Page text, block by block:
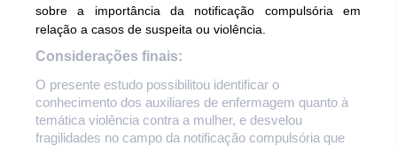
sobre a importância da notificação compulsória em
relação a casos de suspeita ou violência.
Considerações finais:
O presente estudo possibilitou identificar o
conhecimento dos auxiliares de enfermagem quanto à
temática violência contra a mulher, e desvelou
fragilidades no campo da notificação compulsória que